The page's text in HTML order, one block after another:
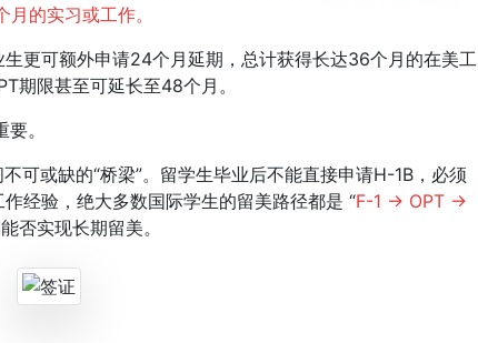
的实习或工作。
可额外申请24个月延期，总计获得长达36个月的在美工
期限甚至可延长至48个月。
。
或缺的“桥梁”。留学生毕业后不能直接申请H-1B，必须
经验，绝大多数国际学生的留美路径都是 “F-1 → OPT →
否实现长期留美。